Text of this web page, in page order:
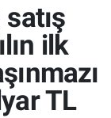
ilk
TL